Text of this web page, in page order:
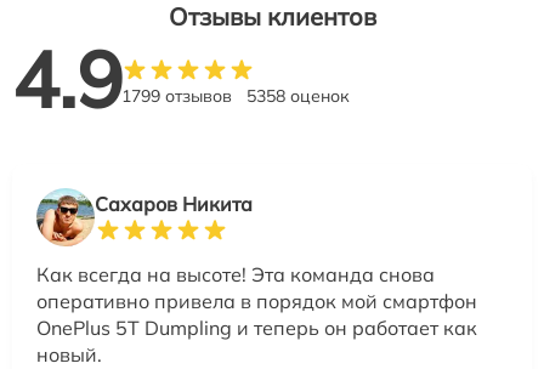
Отзывы клиентов
4.91799 отзывов 5358 оценок
Сахаров Никита
Как всегда на высоте! Эта команда снова
оперативно привела в порядок мой смартфон
OnePlus 5T Dumpling и теперь он работает как
новый.